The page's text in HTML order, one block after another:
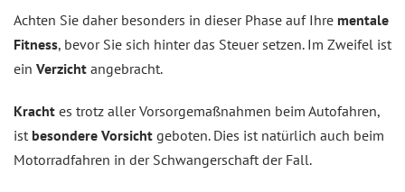
Achten Sie daher besonders in dieser Phase auf Ihre mentale
Fitness, bevor Sie sich hinter das Steuer setzen. Im Zweifel ist
ein Verzicht angebracht.
Kracht es trotz aller Vorsorgemaßnahmen beim Autofahren,
ist besondere Vorsicht geboten. Dies ist natürlich auch beim
Motorradfahren in der Schwangerschaft der Fall.